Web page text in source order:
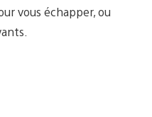
vous échapper, ou